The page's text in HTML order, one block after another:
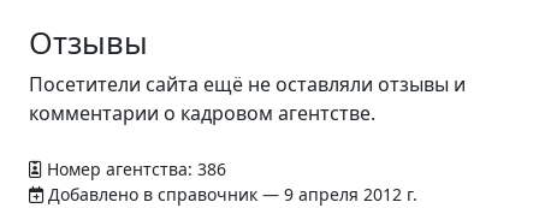
Отзывы
Посетители сайта ещё не оставляли отзывы и
комментарии о кадровом агентстве.
Номер агентства: 386
Добавлено в справочник — 9 апреля 2012 г.